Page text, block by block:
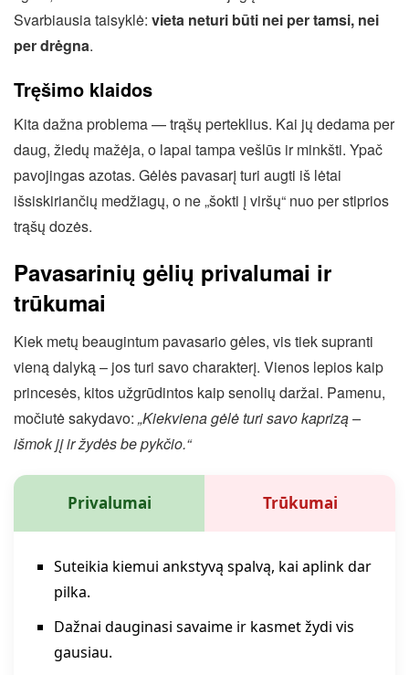
Svarbiausia taisyklė: vieta neturi būti nei per tamsi, nei
per drėgna.
Tręšimo klaidos
Kita dažna problema — trąšų perteklius. Kai jų dedama per
daug, žiedų mažėja, o lapai tampa vešlūs ir minkšti. Ypač
pavojingas azotas. Gėlės pavasarį turi augti iš lėtai
išsiskiriančių medžiagų, o ne „šokti į viršų“ nuo per stiprios
trąšų dozės.
Pavasarinių gėlių privalumai ir
trūkumai
Kiek metų beaugintum pavasario gėles, vis tiek supranti
vieną dalyką – jos turi savo charakterį. Vienos lepios kaip
princesės, kitos užgrūdintos kaip senolių daržai. Pamenu,
močiutė sakydavo: „Kiekviena gėlė turi savo kaprizą –
išmok jį ir žydės be pykčio.“
Privalumai Trūkumai
Suteikia kiemui ankstyvą spalvą, kai aplink dar
pilka.
Dažnai dauginasi savaime ir kasmet žydi vis
gausiau.